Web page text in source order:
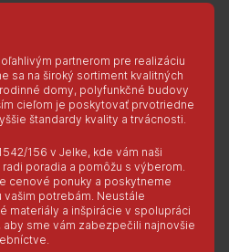
partnerom pre realizáciu
sa na široký sortiment kvalitných
domy, polyfunkčné budovy
cieľom je poskytovať prvotriedne
štandardy kvality a trvácnosti.
156 v Jelke, kde vám naši
poradia a pomôžu s výberom.
cenové ponuky a poskytneme
vašim potrebám. Neustále
materiály a inšpirácie v spolupráci
sme vám zabezpečili najnovšie